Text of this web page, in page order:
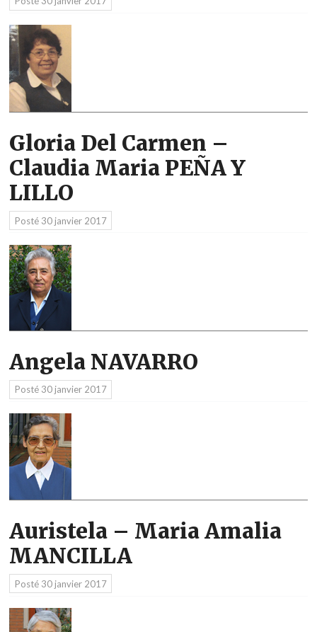
Gloria Del Carmen –
Claudia Maria PEÑA Y
LILLO
Posté 30 janvier 2017
Angela NAVARRO
Posté 30 janvier 2017
Auristela – Maria Amalia
MANCILLA
Posté 30 janvier 2017